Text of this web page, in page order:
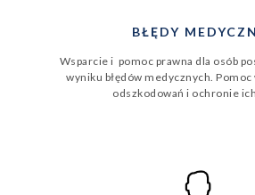
BŁĘDY
Wsparcie i pomoc prawna dla osób
wyniku błędów medycznych.
odszkodowań i ochronie